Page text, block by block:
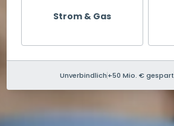
Strom & Gas
Unverbindlich+50 Mio. € gespart